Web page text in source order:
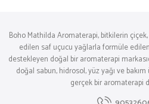
Boho Mathilda Aromaterapi, bitkilerin
edilen saf uçucu yağlarla formüle
destekleyen doğal bir aromaterapi
doğal sabun, hidrosol, yüz yağı ve
gerçek bir aromaterapi